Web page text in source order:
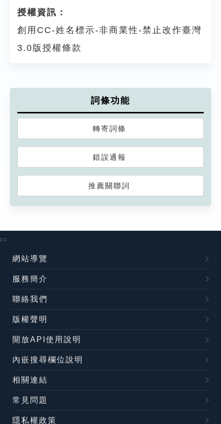
授權資訊：
創用CC-姓名標示-非商業性-禁止改作臺灣
3.0版授權條款
詞條功能
轉寄詞條
錯誤通報
推薦關聯詞
:::
網站導覽
服務簡介
聯絡我們
版權聲明
開放API使用說明
內嵌搜尋欄位說明
相關連結
常見問題
隱私權政策